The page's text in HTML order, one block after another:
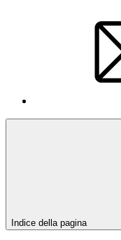
Indice della pagina